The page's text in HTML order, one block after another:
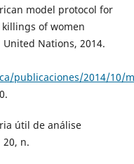
model protocol for
of women
Nations, 2014.
publicaciones/2014/10/
útil de análise
20, n.